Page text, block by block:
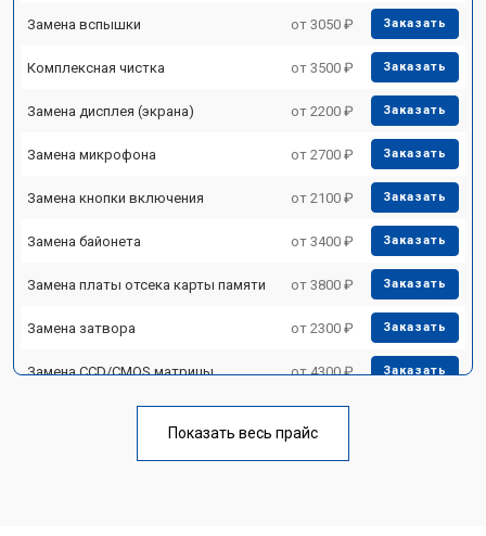
Замена вспышки от 3050 ₽ Заказать
Комплексная чистка от 3500 ₽ Заказать
Замена дисплея (экрана) от 2200 ₽ Заказать
Замена микрофона от 2700 ₽ Заказать
Замена кнопки включения от 2100 ₽ Заказать
Замена байонета от 3400 ₽ Заказать
Замена платы отсека карты памяти от 3800 ₽ Заказать
Замена затвора от 2300 ₽ Заказать
Замена CCD/CMOS матрицы от 4300 ₽ Заказать
Чистка матрицы от 3100 ₽
Показать весь прайс